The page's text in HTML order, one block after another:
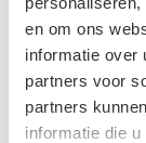
en om ons
informatie over
partners voor
partners
informatie die
0